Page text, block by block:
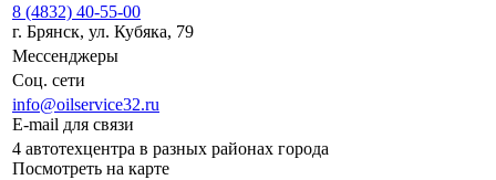
8 (4832) 40-55-00
г. Брянск, ул. Кубяка, 79
Мессенджеры
Соц. сети
info@oilservice32.ru
E-mail для связи
4 автотехцентра в разных районах города
Посмотреть на карте